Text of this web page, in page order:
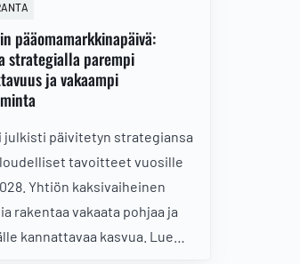
pääomamarkkinapäivä:
strategialla parempi
ja vakaampi
julkisti päivitetyn strategiansa
tavoitteet vuosille
Yhtiön kaksivaiheinen
rakentaa vakaata pohjaa ja
kannattavaa kasvua. Lue